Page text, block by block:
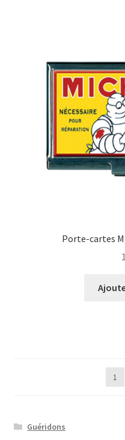
Porte-cartes
1
Guéridons